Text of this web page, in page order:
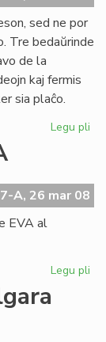
sed ne por
Tre bedaŭrinde
de la
kaj fermis
sia plaĉo.
Legu pli
A, 26 mar 08
EVA al
Legu pli